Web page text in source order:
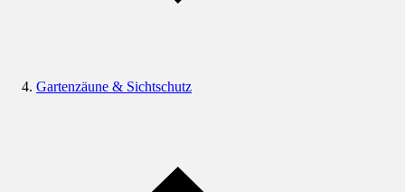
Gartenzäune & Sichtschutz